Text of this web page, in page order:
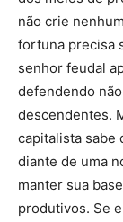
não crie
fortuna precisa
senhor feudal
defendendo
descendentes.
capitalista sabe
diante de uma
manter sua
produtivos. Se